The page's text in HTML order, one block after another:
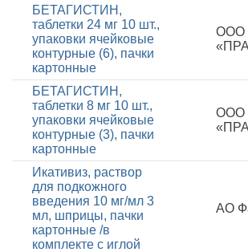
БЕТАГИСТИН,
таблетки 24 мг 10 шт.,
упаковки ячейковые
контурные (6), пачки
картонные
ООО
БЕТАГИСТИН,
таблетки 8 мг 10 шт.,
упаковки ячейковые
контурные (3), пачки
картонные
ООО
Икативиз, раствор
для подкожного
введения 10 мг/мл 3
мл, шприцы, пачки
картонные /в
комплекте с иглой
АО